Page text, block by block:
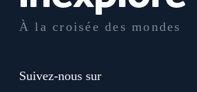
À la croisée des mondes
Suivez-nous sur